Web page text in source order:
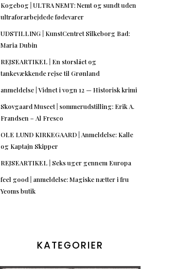
Kogebog | ULTRA NEMT: Nemt og sundt uden
ultraforarbejdede fødevarer
UDSTILLING | KunstCentret Silkeborg Bad:
Maria Dubin
REJSEARTIKEL | En storslået og
tankevækkende rejse til Grønland
anmeldelse | Vidnet i vogn 12 — Historisk krimi
Skovgaard Museet | sommerudstilling: Erik A.
Frandsen – Al Fresco
OLE LUND KIRKEGAARD | Anmeldelse: Kalle
og Kaptajn Skipper
REJSEARTIKEL | Seks uger gennem Europa
feel good | anmeldelse: Magiske nætter i fru
Yeoms butik
KATEGORIER